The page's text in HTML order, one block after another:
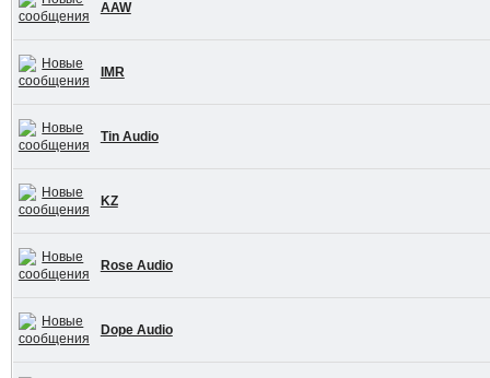
AAW
IMR
Tin Audio
KZ
Rose Audio
Dope Audio